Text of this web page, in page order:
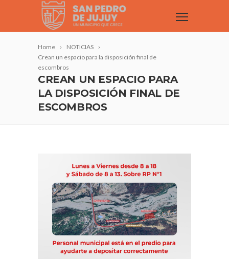
Home
NOTICIAS
Crean un espacio para la disposición final de
escombros
CREAN UN ESPACIO PARA
LA DISPOSICIÓN FINAL DE
ESCOMBROS